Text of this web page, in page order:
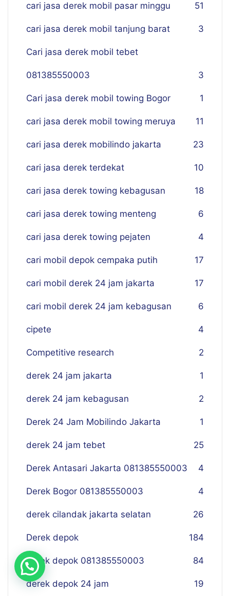
cari jasa derek mobil pasar minggu 51
cari jasa derek mobil tanjung barat 3
Cari jasa derek mobil tebet
081385550003 3
Cari jasa derek mobil towing Bogor 1
cari jasa derek mobil towing meruya 11
cari jasa derek mobilindo jakarta 23
cari jasa derek terdekat 10
cari jasa derek towing kebagusan 18
cari jasa derek towing menteng 6
cari jasa derek towing pejaten 4
cari mobil depok cempaka putih 17
cari mobil derek 24 jam jakarta 17
cari mobil derek 24 jam kebagusan 6
cipete 4
Competitive research 2
derek 24 jam jakarta 1
derek 24 jam kebagusan 2
Derek 24 Jam Mobilindo Jakarta 1
derek 24 jam tebet 25
Derek Antasari Jakarta 081385550003 4
Derek Bogor 081385550003 4
derek cilandak jakarta selatan 26
Derek depok 184
derek depok 081385550003 84
derek depok 24 jam 19